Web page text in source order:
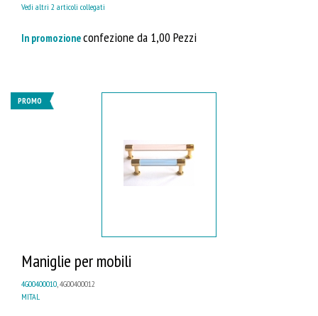
Vedi altri 2 articoli collegati
In promozioneconfezione da 1,00 Pezzi
PROMO
Maniglie per mobili
4G00400010, 4G00400012
MITAL